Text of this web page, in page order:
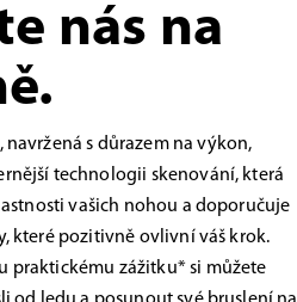
nás na
navržená s důrazem na výkon,
technologii skenování, která
vašich nohou a doporučuje
které pozitivně ovlivní váš krok.
praktickému zážitku* si můžete